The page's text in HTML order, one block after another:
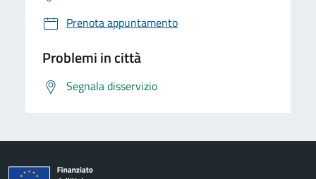
Prenota appuntamento
Problemi in città
Segnala disservizio